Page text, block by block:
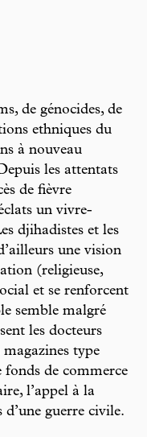
de génocides, de
ethniques du
à nouveau
les attentats
de fièvre
un vivre-
djihadistes et les
une vision
(religieuse,
et se renforcent
semble malgré
les docteurs
type
fonds de commerce
l’appel à la
guerre civile.